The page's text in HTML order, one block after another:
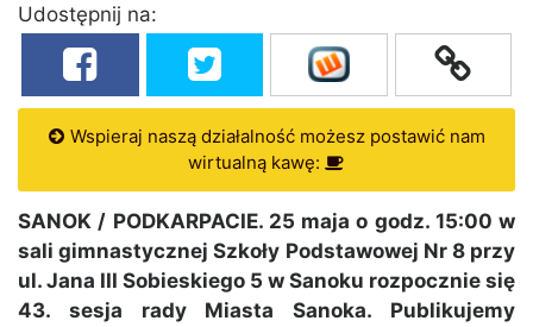
Udostępnij na:
Wspieraj naszą działalność możesz postawić nam
wirtualną kawę:
SANOK / PODKARPACIE. 25 maja o godz. 15:00 w
sali gimnastycznej Szkoły Podstawowej Nr 8 przy
ul. Jana III Sobieskiego 5 w Sanoku rozpocznie się
43. sesja rady Miasta Sanoka. Publikujemy